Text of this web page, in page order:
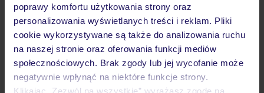
poprawy komfortu użytkowania strony oraz
personalizowania wyświetlanych treści i reklam. Pliki
cookie wykorzystywane są także do analizowania ruchu
na naszej stronie oraz oferowania funkcji mediów
społecznościowych. Brak zgody lub jej wycofanie może
negatywnie wpłynąć na niektóre funkcje strony.
Klikając „Zezwól na wszystkie” wyrażasz zgodę na
Opinie
Pokoje